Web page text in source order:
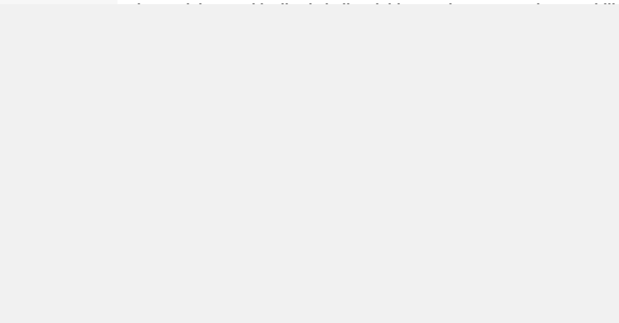
ekonomisi, sonraki yıllarda istikrarlı bir toparlanma süreci